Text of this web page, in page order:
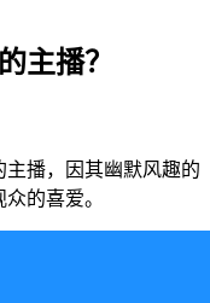
主播？
播，因其幽默风趣的
的喜爱。